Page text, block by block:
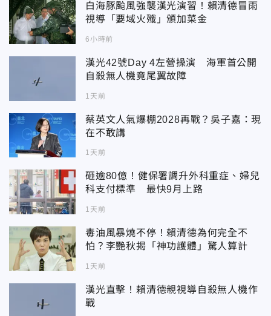
白海豚颱風強襲漢光演習！賴清德冒雨
視導「要域火殲」頒加菜金
6小時前
漢光42號Day 4左營操演 海軍首公開
自殺無人機竟尾翼故障
1天前
蔡英文人氣爆棚2028再戰？吳子嘉：現
在不敢講
1天前
砸逾80億！健保署調升外科重症、婦兒
科支付標準 最快9月上路
1天前
毒油風暴燒不停！賴清德為何完全不
怕？李艷秋揭「神功護體」驚人算計
1天前
漢光直擊！賴清德親視導自殺無人機作
戰